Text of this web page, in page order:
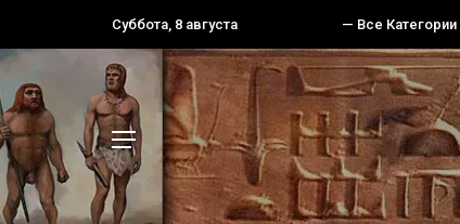
Суббота, 8 августа — Все Категории